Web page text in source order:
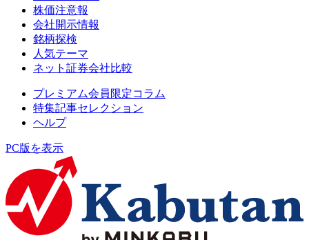
株価注意報
会社開示情報
銘柄探検
人気テーマ
ネット証券会社比較
プレミアム会員限定コラム
特集記事セレクション
ヘルプ
PC版を表示